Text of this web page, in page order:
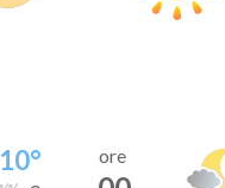
10° ore